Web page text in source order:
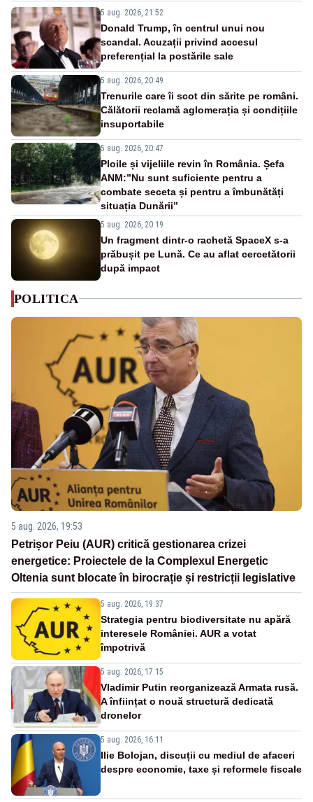
5 aug. 2026, 21:52
Donald Trump, în centrul unui nou
scandal. Acuzații privind accesul
preferențial la postările sale
5 aug. 2026, 20:49
Trenurile care îi scot din sărite pe români.
Călătorii reclamă aglomerația și condițiile
insuportabile
5 aug. 2026, 20:47
Ploile și vijeliile revin în România. Șefa
ANM:”Nu sunt suficiente pentru a
combate seceta și pentru a îmbunătăți
situația Dunării”
5 aug. 2026, 20:19
Un fragment dintr-o rachetă SpaceX s-a
prăbușit pe Lună. Ce au aflat cercetătorii
după impact
POLITICA
5 aug. 2026, 19:53
Petrișor Peiu (AUR) critică gestionarea crizei
energetice: Proiectele de la Complexul Energetic
Oltenia sunt blocate în birocrație și restricții legislative
5 aug. 2026, 19:37
Strategia pentru biodiversitate nu apără
interesele României. AUR a votat
împotrivă
5 aug. 2026, 17:15
Vladimir Putin reorganizează Armata rusă.
A înființat o nouă structură dedicată
dronelor
5 aug. 2026, 16:11
Ilie Bolojan, discuții cu mediul de afaceri
despre economie, taxe și reformele fiscale